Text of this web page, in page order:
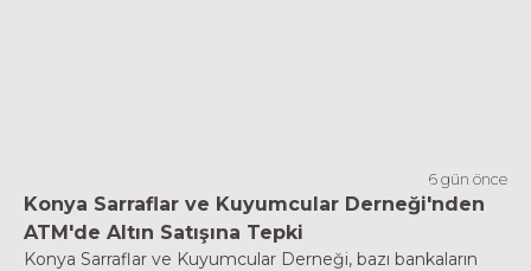
6 gün önce
Konya Sarraflar ve Kuyumcular Derneği'nden
ATM'de Altın Satışına Tepki
Konya Sarraflar ve Kuyumcular Derneği, bazı bankaların